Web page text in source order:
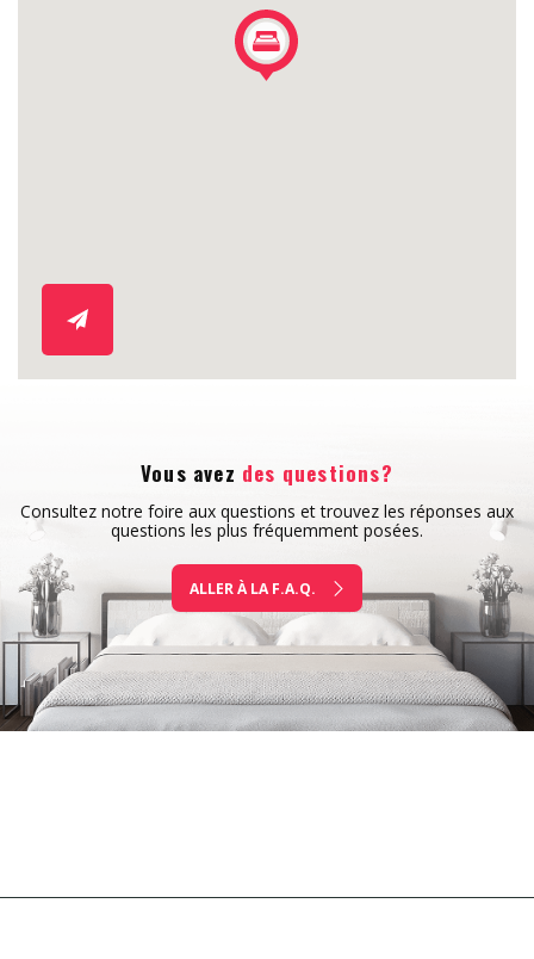
Vous avez des questions?
Consultez notre foire aux questions et trouvez les réponses aux
questions les plus fréquemment posées.
ALLER À LA F.A.Q.